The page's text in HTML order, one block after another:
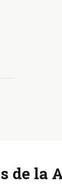
de la